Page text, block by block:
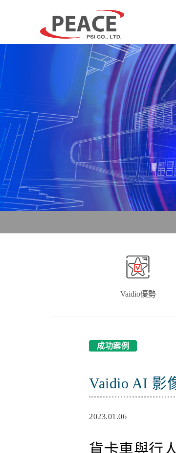
Vaidio優勢
成功案例
Vaidio AI 影
2023.01.06
貨卡車與行